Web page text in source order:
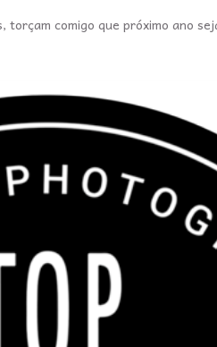
torçam comigo que próximo ano